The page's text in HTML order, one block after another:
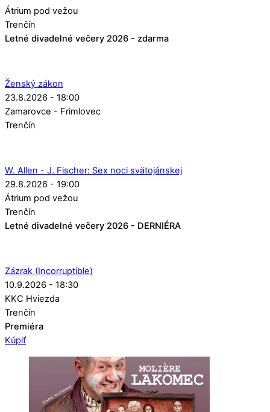
Átrium pod vežou
Trenčín
Letné divadelné večery 2026 - zdarma
Ženský zákon
23.8.2026 - 18:00
Zamarovce - Frimlovec
Trenčín
W. Allen - J. Fischer: Sex noci svätojánskej
29.8.2026 - 19:00
Átrium pod vežou
Trenčín
Letné divadelné večery 2026 - DERNIÉRA
Zázrak (Incorruptible)
10.9.2026 - 18:30
KKC Hviezda
Trenčín
Premiéra
Kúpiť